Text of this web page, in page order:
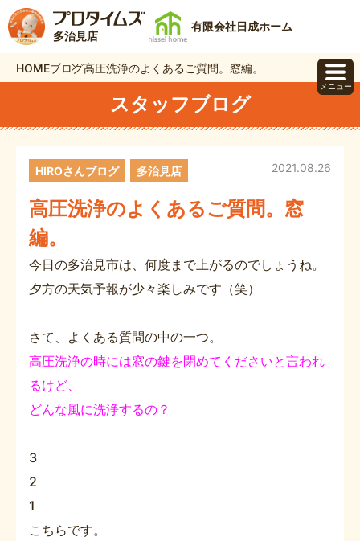
多治見店
有限会社日成ホーム
HOMEブログ高圧洗浄のよくあるご質問。窓編。
スタッフブログ
高圧洗浄のよくあるご質問。窓
編。
2021.08.26
HIROさんブログ 多治見店
今日の多治見市は、何度まで上がるのでしょうね。
夕方の天気予報が少々楽しみです（笑）
さて、よくある質問の中の一つ。
高圧洗浄の時には窓の鍵を閉めてくださいと言われ
るけど、
どんな風に洗浄するの？
3
2
1
こちらです。
メニュー